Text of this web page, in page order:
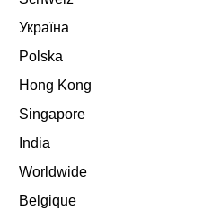
Україна
Polska
Hong Kong
Singapore
India
Worldwide
Belgique